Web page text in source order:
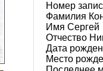
Номер
Фамилия
Имя Сергей
Отчество
Дата
Место